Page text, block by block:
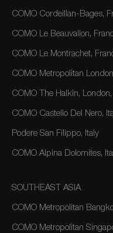
COMO Cordeillan-Bages,
COMO Le Beauvallon,
COMO Le Montrachet,
COMO Metropolitan
COMO The Halkin,
COMO Castello Del Nero,
Podere San Filippo, Italy
COMO Alpina Dolomites,
SOUTHEAST ASIA
COMO Metropolitan
COMO Metropolitan